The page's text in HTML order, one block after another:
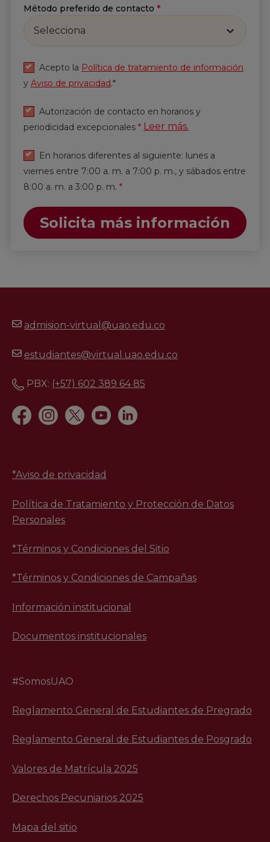
Método preferido de contacto *
Selecciona
Acepto la Política de tratamiento de información
y Aviso de privacidad.*
Autorización de contacto en horarios y
periodicidad excepcionales * Leer más.
En horarios diferentes al siguiente: lunes a
viernes entre 7:00 a. m. a 7:00 p. m., y sábados entre
8:00 a. m. a 3:00 p. m. *
Solicita más información
admision-virtual@uao.edu.co
estudiantes@virtual.uao.edu.co
PBX: (+57) 602 389 64 85
*Aviso de privacidad
Política de Tratamiento y Protección de Datos
Personales
*Términos y Condiciones del Sitio
*Términos y Condiciones de Campañas
Información institucional
Documentos institucionales
#SomosUAO
Reglamento General de Estudiantes de Pregrado
Reglamento General de Estudiantes de Posgrado
Valores de Matrícula 2025
Derechos Pecuniarios 2025
Mapa del sitio